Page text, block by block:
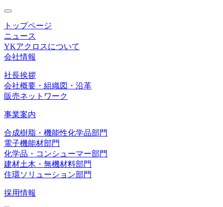
toggle
navigation
トップページ
ニュース
YKアクロスについて
会社情報
社長挨拶
会社概要・組織図・沿革
販売ネットワーク
事業案内
合成樹脂・機能性化学品部門
電子機能材部門
化学品・コンシューマー部門
建材土木・無機材料部門
住環ソリューション部門
採用情報